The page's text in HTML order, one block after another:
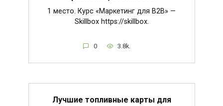
1 место. Курс «Маркетинг для B2B» —
Skillbox https://skillbox.
0 3.8k.
Лучшие топливные карты для